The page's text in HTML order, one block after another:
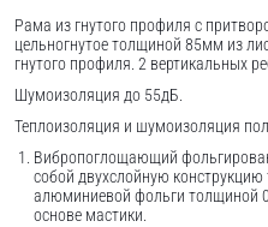
Рама из гнутого профиля с
цельногнутое толщиной 85мм из
гнутого профиля. 2 вертикальных
Шумоизоляция до 55дБ.
Теплоизоляция и шумоизоляция
Вибропоглощающий
собой двухслойную
алюминиевой фольги толщиной
основе мастики.